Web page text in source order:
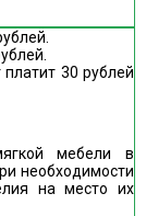
30 рублей
мебели в
необходимости
на место их